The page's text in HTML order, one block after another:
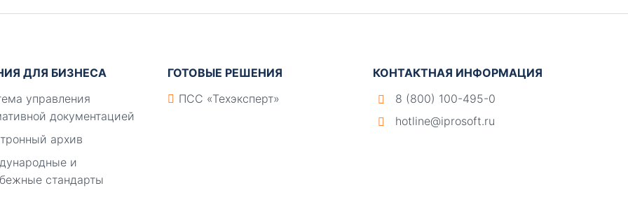
ДЛЯ БИЗНЕСА
управления
документацией
архив
и
стандарты
ГОТОВЫЕ РЕШЕНИЯ
ПСС «Техэксперт»
КОНТАКТНАЯ ИНФОРМАЦИЯ
8 (800) 100-495-0
hotline@iprosoft.ru